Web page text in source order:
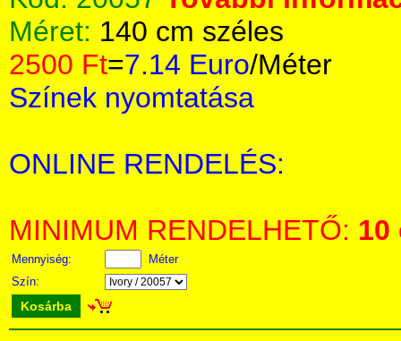
Méret: 140 cm széles
2500 Ft=7.14 Euro/Méter
Színek nyomtatása
ONLINE RENDELÉS:
MINIMUM RENDELHETŐ: 10
Mennyiség:
Méter
Szín:
Kosárba